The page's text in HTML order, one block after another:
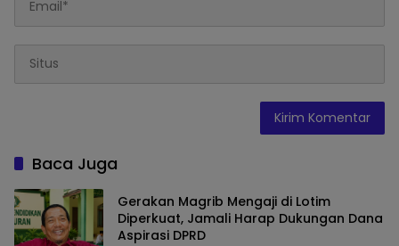
Baca Juga
Gerakan Magrib Mengaji di Lotim
Diperkuat, Jamali Harap Dukungan Dana
Aspirasi DPRD